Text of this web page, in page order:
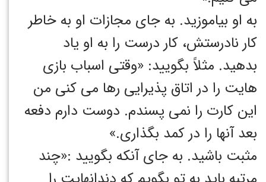
به او بیاموزید. به جای مجازات او به خاطر
کار نادرستش، کار درست را به او یاد
بدهید. مثلاً بگویید: «وقتی اسباب بازی
هایت را در اتاق پذیرایی رها می کنی من
این کارت را نمی پسندم. دوست دارم دفعه
بعد آنها را در کمد بگذاری.»
مثبت باشید. به جای آنکه بگویید :«چند